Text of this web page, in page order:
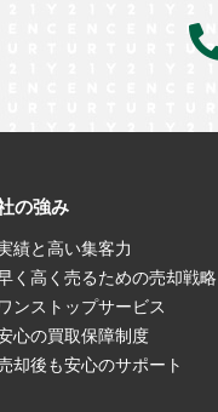
の強み
績と高い集客力
く高く売るための売却戦略
ワンストップサービス
心の買取保障制度
却後も安心のサポート